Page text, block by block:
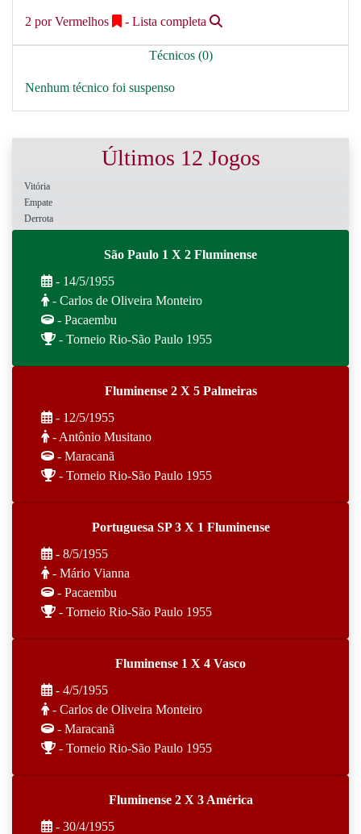
2 por Vermelhos - Lista completa
Técnicos (0)
Nenhum técnico foi suspenso
Últimos 12 Jogos
Vitória
Empate
Derrota
São Paulo 1 X 2 Fluminense
- 14/5/1955
- Carlos de Oliveira Monteiro
- Pacaembu
- Torneio Rio-São Paulo 1955
Fluminense 2 X 5 Palmeiras
- 12/5/1955
- Antônio Musitano
- Maracanã
- Torneio Rio-São Paulo 1955
Portuguesa SP 3 X 1 Fluminense
- 8/5/1955
- Mário Vianna
- Pacaembu
- Torneio Rio-São Paulo 1955
Fluminense 1 X 4 Vasco
- 4/5/1955
- Carlos de Oliveira Monteiro
- Maracanã
- Torneio Rio-São Paulo 1955
Fluminense 2 X 3 América
- 30/4/1955